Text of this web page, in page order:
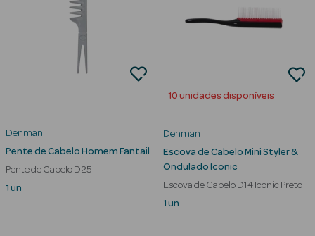
Denman
Pente de Cabelo Homem Fantail
Pente de Cabelo D25
1 un
10 unidades disponíveis
Denman
Escova de Cabelo Mini Styler &
Ondulado Iconic
Escova de Cabelo D14 Iconic Preto
1 un